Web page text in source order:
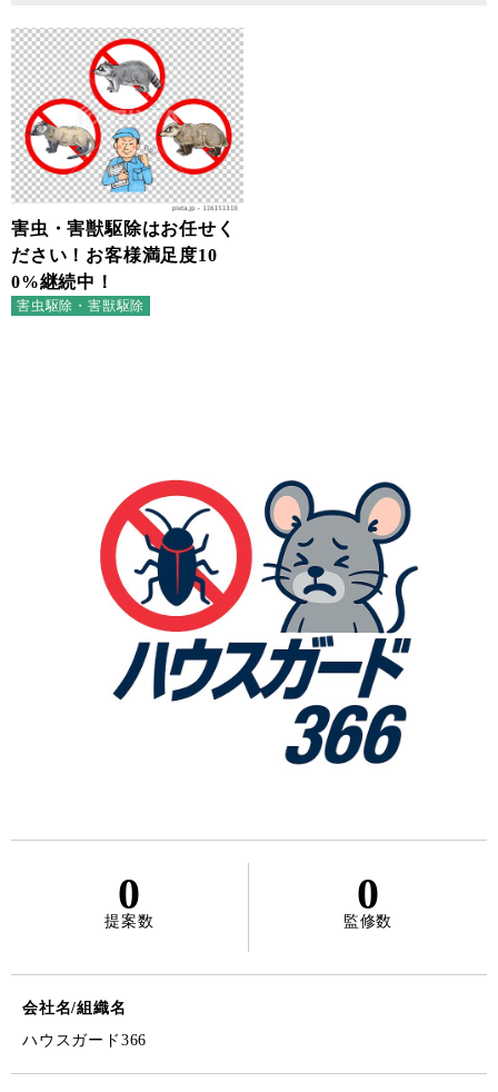
害虫・害獣駆除はお任せく
ださい！お客様満足度10
0%継続中！
害虫駆除・害獣駆除
0
提案数
0
監修数
会社名/組織名
ハウスガード366